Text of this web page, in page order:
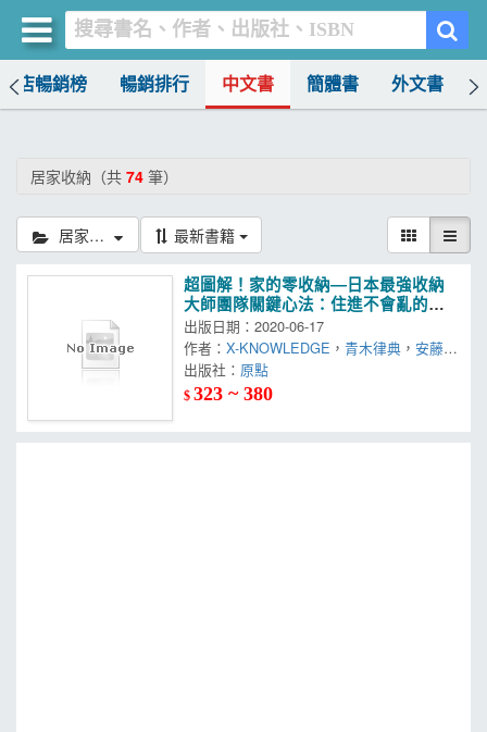
書店暢銷榜 暢銷排行 中文書 簡體書 外文書
居家收納（共 74 筆）
居家收納 最新書籍
超圖解！家的零收納—日本最強收納
大師團隊關鍵心法：住進不會亂的
家！動線收納＋尺寸剖析+櫃設計一次
給足
出版日期：2020-06-17
作者：X-KNOWLEDGE ，青木律典 ，安藤和
浩，出原賢一
紀子， 菊田康平
本間 至，水越美枝子，村上 讓，八島正
出版社：
$323 ~ 380
買書網
書店暢銷榜
簡體書
外文書